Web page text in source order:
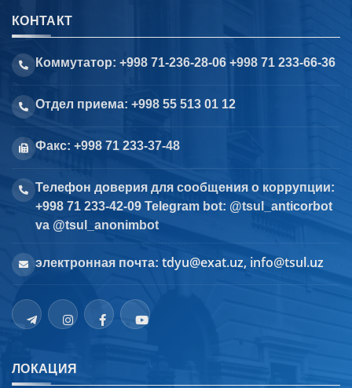
КОНТАКТ
Коммутатор: +998 71-236-28-06 +998 71 233-66-36
Отдел приема: +998 55 513 01 12
Факс: +998 71 233-37-48
Телефон доверия для сообщения о коррупции:
+998 71 233-42-09 Telegram bot: @tsul_anticorbot
va @tsul_anonimbot
электронная почта: tdyu@exat.uz, info@tsul.uz
ЛОКАЦИЯ